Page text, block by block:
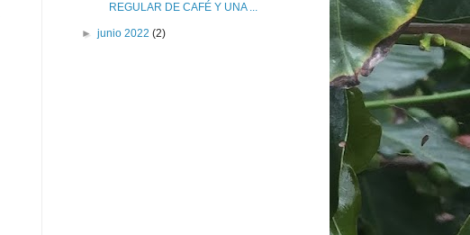
REGULAR DE CAFÉ Y UNA ...
►junio 2022(2)